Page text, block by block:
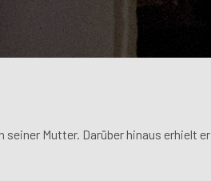
Mutter. Darüber hinaus erhielt er